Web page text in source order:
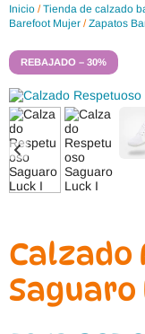
Inicio /Tienda de calzado
Barefoot Mujer /Zapatos
REBAJADO – 30%
Calzado
Saguaro